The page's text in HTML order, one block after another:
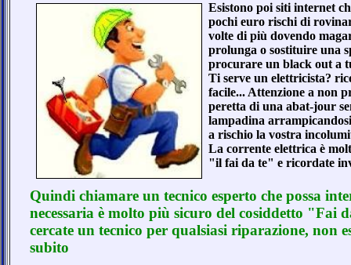
Esistono poi siti internet
pochi euro rischi di
volte di più dovendo
prolunga o sostituire una
procurare un black out a
Ti serve un elettricista?
facile... Attenzione a non
peretta di una abat-jour
lampadina
a rischio la vostra
La corrente elettrica è
"il fai da te" e ricordate
Quindi chiamare un tecnico esperto che possa
necessaria è molto più sicuro del cosiddetto "Fai
cercate un tecnico per qualsiasi riparazione, non
subito